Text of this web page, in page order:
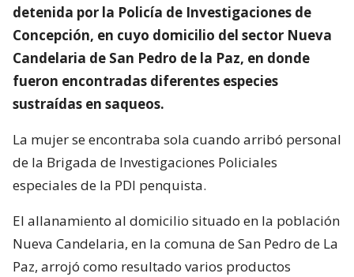
detenida por la Policía de Investigaciones de
Concepción, en cuyo domicilio del sector Nueva
Candelaria de San Pedro de la Paz, en donde
fueron encontradas diferentes especies
sustraídas en saqueos.
La mujer se encontraba sola cuando arribó personal
de la Brigada de Investigaciones Policiales
especiales de la PDI penquista.
El allanamiento al domicilio situado en la población
Nueva Candelaria, en la comuna de San Pedro de La
Paz, arrojó como resultado varios productos